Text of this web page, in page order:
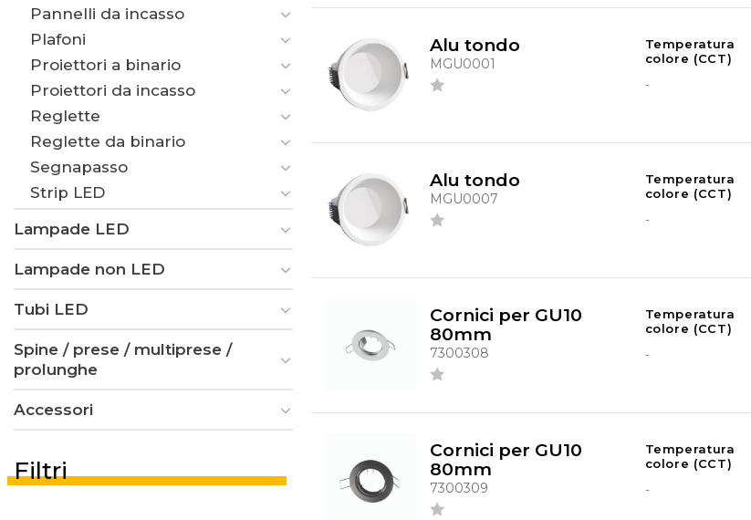
Pannelli da incasso
Plafoni
Proiettori a binario
Proiettori da incasso
Reglette
Reglette da binario
Segnapasso
Strip LED
Lampade LED
Lampade non LED
Tubi LED
Spine / prese / multiprese /
prolunghe
Accessori
Filtri
Alu tondo
MGU0001
Temperatura
colore (CCT)
-
Alu tondo
MGU0007
Temperatura
colore (CCT)
-
Cornici per GU10
80mm
7300308
Temperatura
colore (CCT)
-
Cornici per GU10
80mm
7300309
Temperatura
colore (CCT)
-